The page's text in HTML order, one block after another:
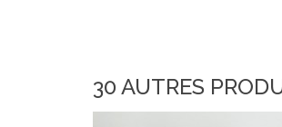
30 AUTRES